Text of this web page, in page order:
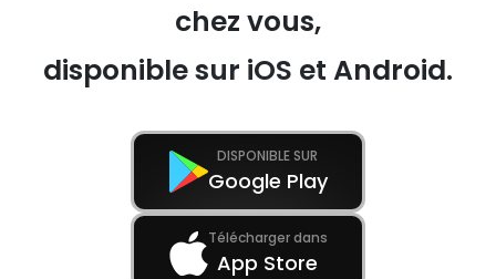
chez vous,
disponible sur iOS et Android.
DISPONIBLE SUR
Google Play
Télécharger dans
App Store